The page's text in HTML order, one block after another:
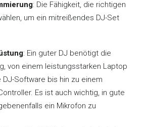
: Die Fähigkeit, die richtigen
um ein mitreißendes DJ-Set
: Ein guter DJ benötigt die
von einem leistungsstarken Laptop
Software bis hin zu einem
Es ist auch wichtig, in gute
ein Mikrofon zu